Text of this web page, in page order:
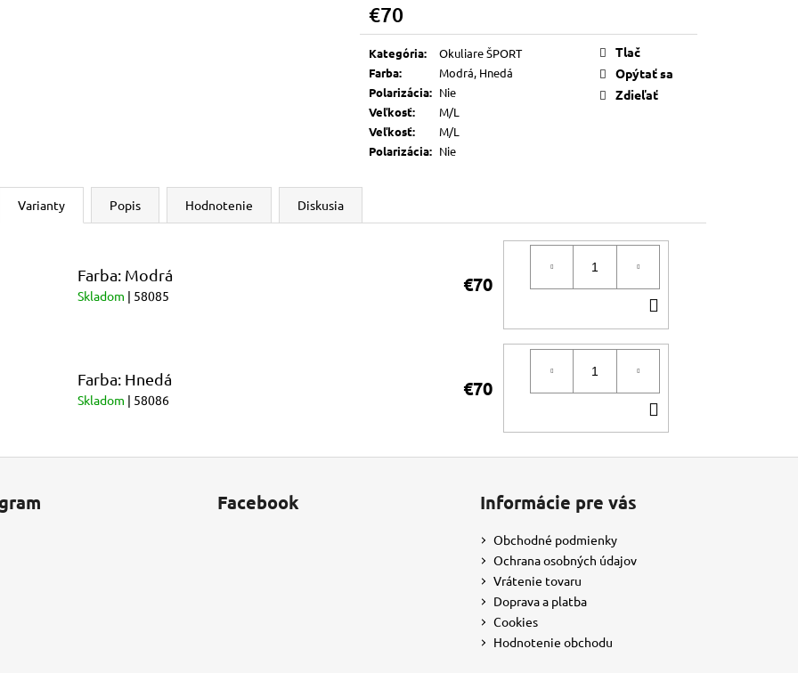
€70
Jednotková
cena:
Kategória:
Okuliare ŠPORT
Farba:
Modrá, Hnedá
Polarizácia: Nie
Veľkosť:
M/L
Veľkosť:
M/L
Polarizácia: Nie
Tlač
Opýtať sa
Zdieľať
Varianty Popis Hodnotenie Diskusia
Farba: Modrá
Skladom | 58085 €70
KOŠÍKA
Farba: Hnedá
Skladom | 58086 €70
KOŠÍKA
Facebook Informácie pre vás
Obchodné podmienky
Ochrana osobných údajov
Vrátenie tovaru
Doprava a platba
Cookies
Hodnotenie obchodu